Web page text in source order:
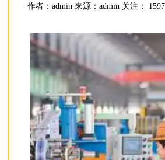
作者：admin 来源：admin 关注：